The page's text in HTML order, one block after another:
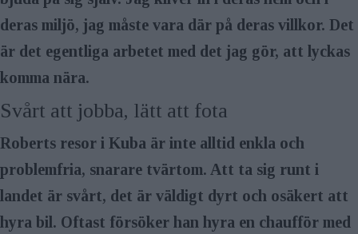
deras miljö, jag måste vara där på deras villkor. Det
är det egentliga arbetet med det jag gör, att lyckas
komma nära.
Svårt att jobba, lätt att fota
Roberts resor i Kuba är inte alltid enkla och
problemfria, snarare tvärtom. Att ta sig runt i
landet är svårt, det är väldigt dyrt och osäkert att
hyra bil. Oftast försöker han hyra en ­chaufför med